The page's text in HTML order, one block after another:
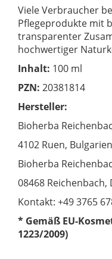
Viele Verbraucher
Pflegeprodukte mit
transparenter
hochwertiger
Inhalt: 100 ml
PZN: 20381814
Hersteller:
Bioherba
4102 Ruen,
Bioherba
08468 Reichenbach,
Kontakt: +49 3765
* Gemäß EU-
1223/2009)